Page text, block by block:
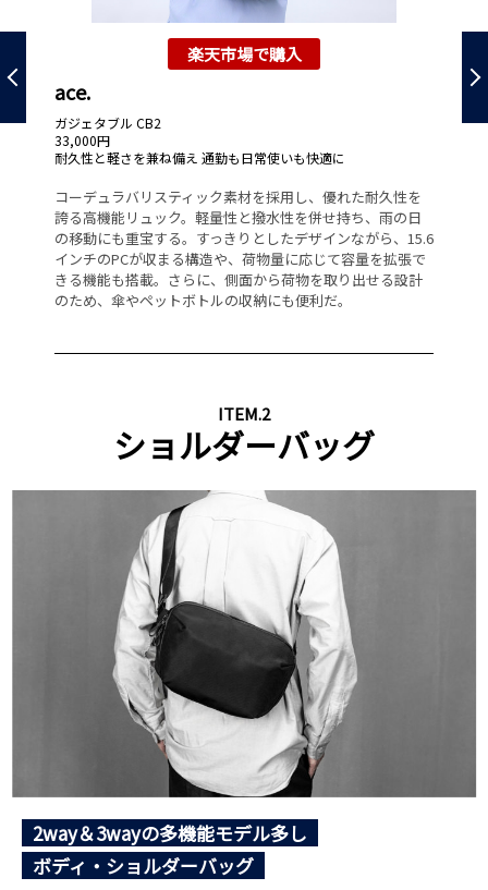
楽天市場で購入
ace.
ガジェタブル CB2
33,000円
耐久性と軽さを兼ね備え 通勤も日常使いも快適に
コーデュラバリスティック素材を採用し、優れた耐久性を
誇る高機能リュック。軽量性と撥水性を併せ持ち、雨の日
の移動にも重宝する。すっきりとしたデザインながら、15.6
インチのPCが収まる構造や、荷物量に応じて容量を拡張で
きる機能も搭載。さらに、側面から荷物を取り出せる設計
のため、傘やペットボトルの収納にも便利だ。
ITEM.2
ショルダーバッグ
2way＆3wayの多機能モデル多し
ボディ・ショルダーバッグ